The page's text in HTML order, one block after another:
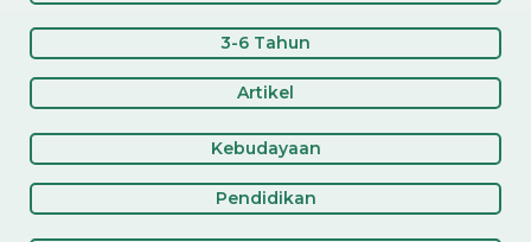
3-6 Tahun
Artikel
Kebudayaan
Pendidikan